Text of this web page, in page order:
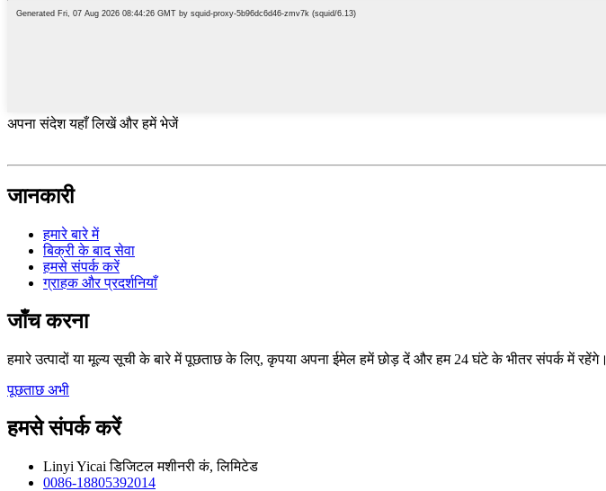
अपना संदेश यहाँ लिखें और हमें भेजें
जानकारी
हमारे बारे में
बिक्री के बाद सेवा
हमसे संपर्क करें
ग्राहक और प्रदर्शनियाँ
जाँच करना
हमारे उत्पादों या मूल्य सूची के बारे में पूछताछ के लिए, कृपया अपना ईमेल हमें छोड़ दें और हम 24 घंटे के भीतर संपर्क में रहेंगे।
पूछताछ अभी
हमसे संपर्क करें
Linyi Yicai डिजिटल मशीनरी कं, लिमिटेड
0086-18805392014